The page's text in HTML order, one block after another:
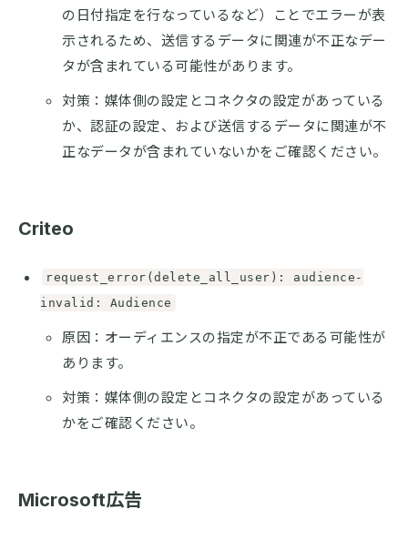
の日付指定を行なっているなど）ことでエラーが表
示されるため、送信するデータに関連が不正なデー
タが含まれている可能性があります。
対策：媒体側の設定とコネクタの設定があっている
か、認証の設定、および送信するデータに関連が不
正なデータが含まれていないかをご確認ください。
Criteo
request_error(delete_all_user): audience-
invalid: Audience
原因：オーディエンスの指定が不正である可能性が
あります。
対策：媒体側の設定とコネクタの設定があっている
かをご確認ください。
Microsoft広告